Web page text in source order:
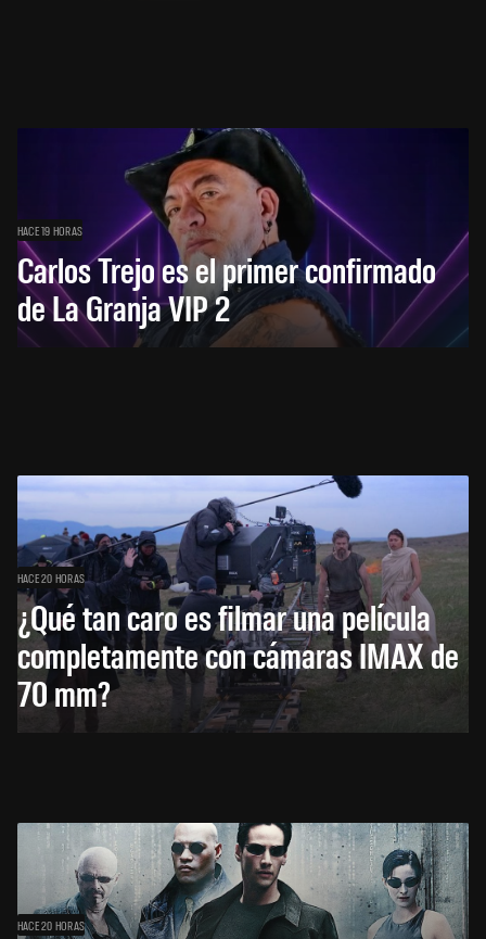
HACE 19 HORAS
Carlos Trejo es el primer confirmado
de La Granja VIP 2
HACE 20 HORAS
¿Qué tan caro es filmar una película
completamente con cámaras IMAX de
70 mm?
HACE 20 HORAS